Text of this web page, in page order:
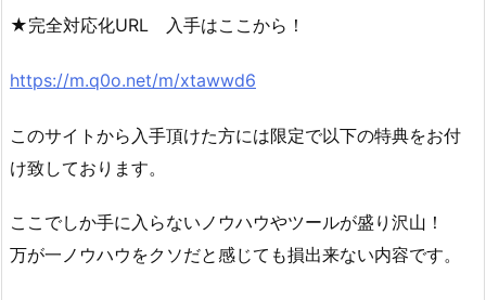
★完全対応化URL 入手はここから！
https://m.q0o.net/m/xtawwd6
このサイトから入手頂けた方には限定で以下の特典をお付
け致しております。
ここでしか手に入らないノウハウやツールが盛り沢山！
万が一ノウハウをクソだと感じても損出来ない内容です。